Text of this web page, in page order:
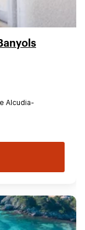
Alcudia-